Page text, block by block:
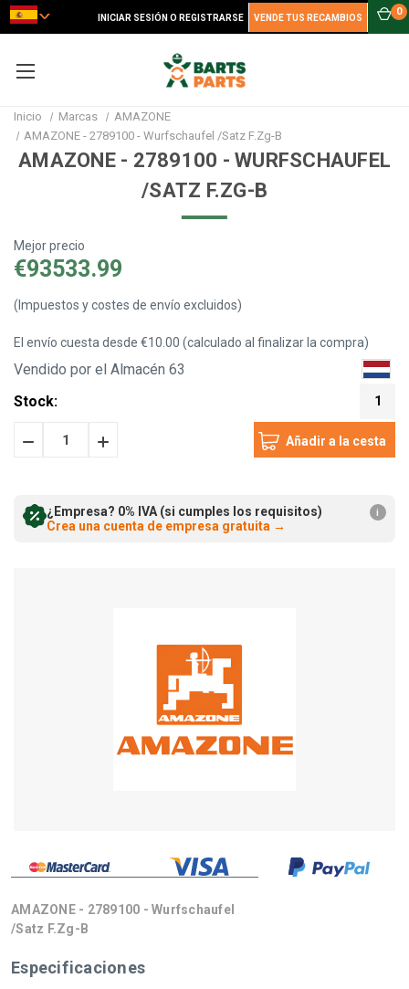
INICIAR SESIÓN O REGISTRARSE VENDE TUS RECAMBIOS
0
Inicio Marcas
AMAZONE
AMAZONE - 2789100 - Wurfschaufel /Satz F.Zg-B
AMAZONE - 2789100 - WURFSCHAUFEL
/SATZ F.ZG-B
Mejor precio
€93533.99
(Impuestos y costes de envío excluidos)
El envío cuesta desde €10.00 (calculado al finalizar la compra)
Vendido por el Almacén 63
Stock:
1
Disminuir Incrementar
¿Empresa? 0% IVA (si cumples los requisitos)
Crea una cuenta de empresa gratuita →
i
AMAZONE - 2789100 - Wurfschaufel
/Satz F.Zg-B
Especificaciones